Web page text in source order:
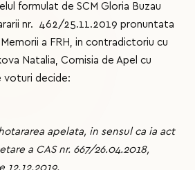
formulat de SCM Gloria Buzau
nr. 462/25.11.2019 pronuntata
a FRH, in contradictoriu cu
Natalia, Comisia de Apel cu
voturi decide:
apelata, in sensul ca ia act
a CAS nr. 667/26.04.2018,